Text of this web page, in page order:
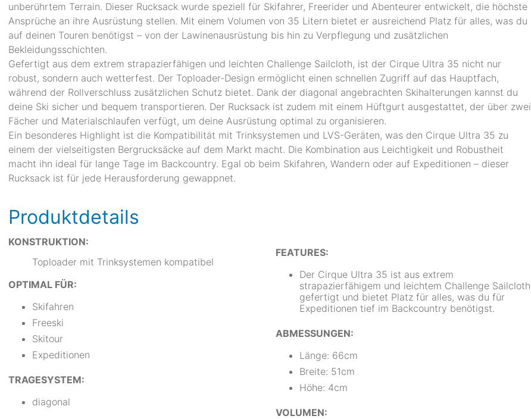
unberührtem Terrain. Dieser Rucksack wurde speziell für Skifahrer, Freerider und Abenteurer entwickelt, die höchste
Ansprüche an ihre Ausrüstung stellen. Mit einem Volumen von 35 Litern bietet er ausreichend Platz für alles, was du
auf deinen Touren benötigst – von der Lawinenausrüstung bis hin zu Verpflegung und zusätzlichen
Bekleidungsschichten.
Gefertigt aus dem extrem strapazierfähigen und leichten Challenge Sailcloth, ist der Cirque Ultra 35 nicht nur
robust, sondern auch wetterfest. Der Toploader-Design ermöglicht einen schnellen Zugriff auf das Hauptfach,
während der Rollverschluss zusätzlichen Schutz bietet. Dank der diagonal angebrachten Skihalterungen kannst du
deine Ski sicher und bequem transportieren. Der Rucksack ist zudem mit einem Hüftgurt ausgestattet, der über zwei
Fächer und Materialschlaufen verfügt, um deine Ausrüstung optimal zu organisieren.
Ein besonderes Highlight ist die Kompatibilität mit Trinksystemen und LVS-Geräten, was den Cirque Ultra 35 zu
einem der vielseitigsten Bergrucksäcke auf dem Markt macht. Die Kombination aus Leichtigkeit und Robustheit
macht ihn ideal für lange Tage im Backcountry. Egal ob beim Skifahren, Wandern oder auf Expeditionen – dieser
Rucksack ist für jede Herausforderung gewappnet.
Produktdetails
KONSTRUKTION:
Toploader mit Trinksystemen kompatibel
OPTIMAL FÜR:
Skifahren
Freeski
Skitour
Expeditionen
TRAGESYSTEM:
diagonal
FEATURES:
Der Cirque Ultra 35 ist aus extrem
strapazierfähigem und leichtem Challenge Sailcloth
gefertigt und bietet Platz für alles, was du für
Expeditionen tief im Backcountry benötigst.
ABMESSUNGEN:
Länge: 66cm
Breite: 51cm
Höhe: 4cm
VOLUMEN: